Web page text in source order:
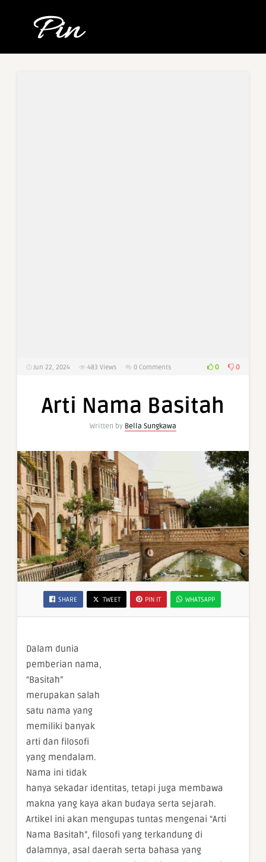
Jun 22, 2024 483 Views 0 Comments 0 0
Arti Nama Basitah
Written by Bella Sungkawa
SHARE TWEET PIN IT WHATSAPP
Dalam dunia
pemberian nama,
“Basitah”
merupakan salah
satu nama yang
memiliki banyak
arti dan filosofi
yang mendalam.
Nama ini tidak
hanya sekadar identitas, tetapi juga membawa
makna yang kaya akan budaya serta sejarah.
Artikel ini akan mengupas tuntas mengenai “Arti
Nama Basitah”, filosofi yang terkandung di
dalamnya, asal daerah serta bahasa yang